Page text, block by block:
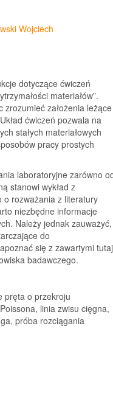
Wojciech
dotyczące ćwiczeń
materiałów”.
zrozumieć założenia leżące
ćwiczeń pozwala na
stałych materiałowych
pracy prostych
laboratoryjne zarówno
stanowi wykład z
o rozważania z literatury
niezbędne informacje
Należy jednak zauważyć,
do
się z zawartymi tutaj
badawczego.
pręta o przekroju
linia zwisu cięgna,
próba rozciągania